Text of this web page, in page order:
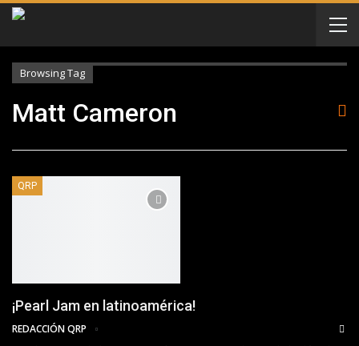
Browsing Tag
Matt Cameron
QRP
¡Pearl Jam en latinoamérica!
REDACCIÓN QRP